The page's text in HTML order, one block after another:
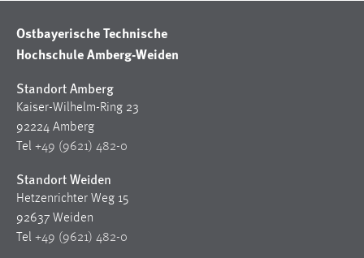
Ostbayerische Technische
Hochschule Amberg-Weiden
Standort Amberg
Kaiser-Wilhelm-Ring 23
92224 Amberg
Tel +49 (9621) 482-0
Standort Weiden
Hetzenrichter Weg 15
92637 Weiden
Tel +49 (9621) 482-0